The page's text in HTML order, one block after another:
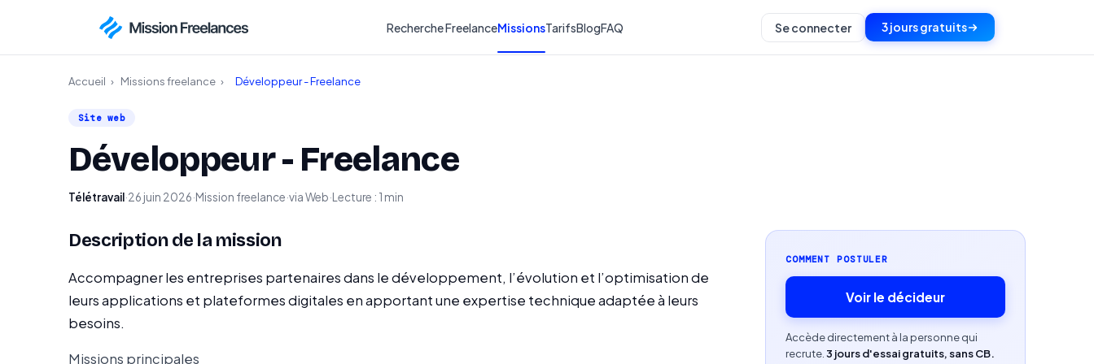
Recherche FreelanceMissionsTarifsBlogFAQ Se connecter 3 jours gratuits
Accueil › Missions freelance › Développeur - Freelance
Site web
Développeur - Freelance
Télétravail·26 juin 2026·Mission freelance·via Web·Lecture : 1 min
Description de la mission
Accompagner les entreprises partenaires dans le développement, l’évolution et l’optimisation de
leurs applications et plateformes digitales en apportant une expertise technique adaptée à leurs
besoins.
Missions principales
COMMENT POSTULER
Voir le décideur
Accède directement à la personne qui
recrute. 3 jours d'essai gratuits, sans CB.